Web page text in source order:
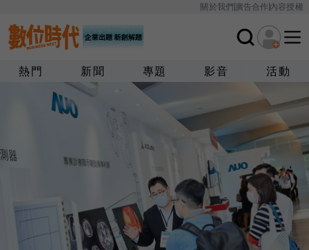
關於我們廣告合作內容授權
熱門 新聞 專題 影音 活動